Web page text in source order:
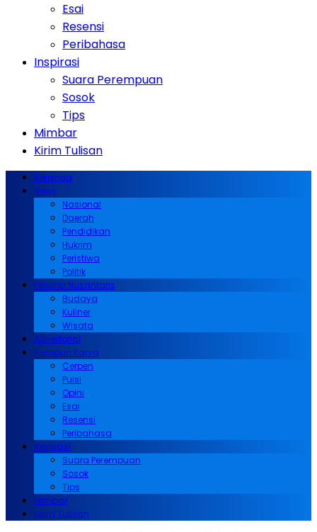
Esai
Resensi
Peribahasa
Inspirasi
Suara Perempuan
Sosok
Tips
Mimbar
Kirim Tulisan
Beranda
News
Nasional
Daerah
Pendidikan
Hukrim
Peristiwa
Politik
Pesona Nusantara
Budaya
Kuliner
Wisata
Advertorial
Rumpun Karya
Cerpen
Puisi
Opini
Esai
Resensi
Peribahasa
Inspirasi
Suara Perempuan
Sosok
Tips
Mimbar
Kirim Tulisan